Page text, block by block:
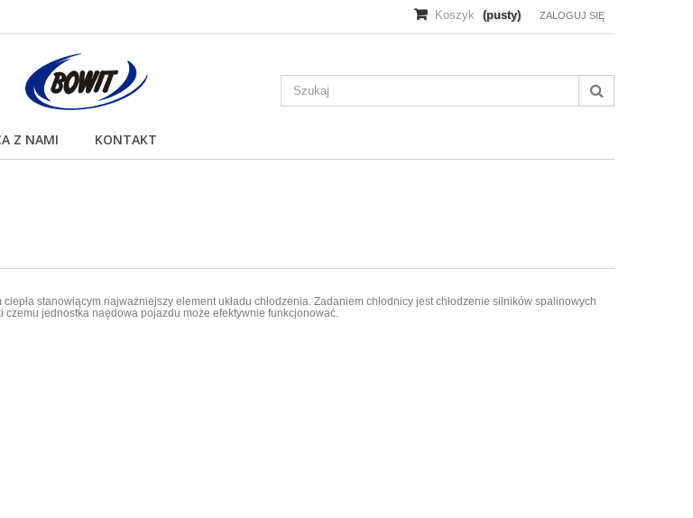
ZALOGUJ SIĘ
Koszyk (pusty)
Z NAMI KONTAKT
stanowiącym najważniejszy element układu chłodzenia. Zadaniem chłodnicy jest chłodzenie silników spalinowych
czemu jednostka naędowa pojazdu może efektywnie funkcjonować.